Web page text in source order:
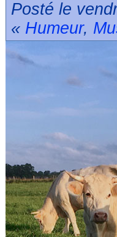
Posté le
« Humeur,